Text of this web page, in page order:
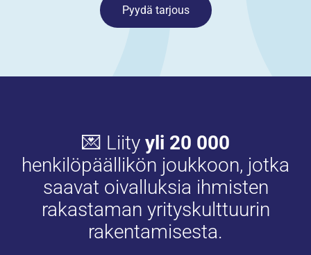
Pyydä tarjous
💌 Liity yli 20 000
henkilöpäällikön joukkoon, jotka
saavat oivalluksia ihmisten
rakastaman yrityskulttuurin
rakentamisesta.